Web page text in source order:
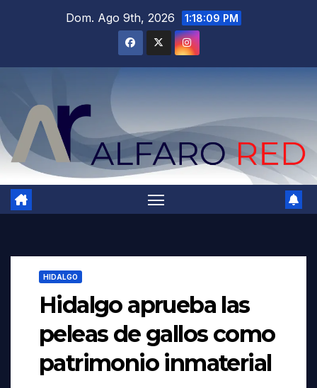
Dom. Ago 9th, 2026 1:18:11 PM
HIDALGO
Hidalgo aprueba las
peleas de gallos como
patrimonio inmaterial